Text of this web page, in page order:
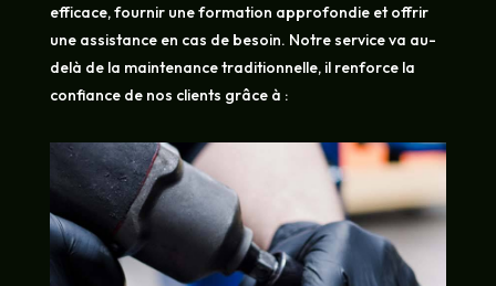
efficace, fournir une formation approfondie et offrir
une assistance en cas de besoin. Notre service va au-
delà de la maintenance traditionnelle, il renforce la
confiance de nos clients grâce à :